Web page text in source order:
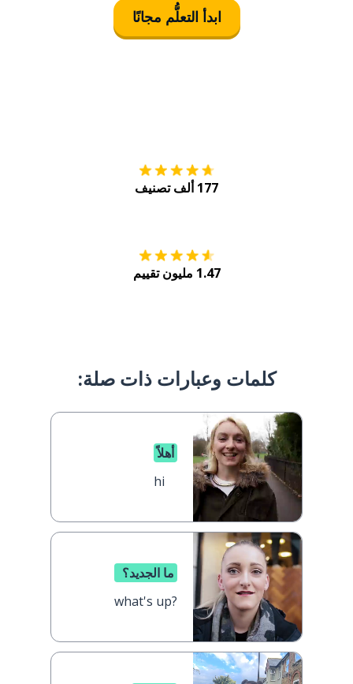
ابدأ التعلُّم مجانًا
177 ألف تصنيف
1.47 مليون تقييم
كلمات وعبارات ذات صلة:
أهلاً
hi
ما الجديد؟
what's up?